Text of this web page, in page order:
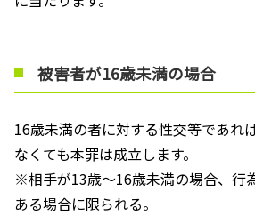
被害者が16歳未満の場合
16歳未満の者に対する性交等であれ
なくても本罪は成立します。
※相手が13歳～16歳未満の場合、行
ある場合に限られる。